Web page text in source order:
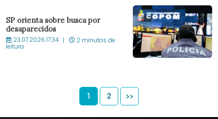
SP orienta sobre busca por
desaparecidos
23.07.2026 17:34 2 minutos de
leitura
1 2 >>